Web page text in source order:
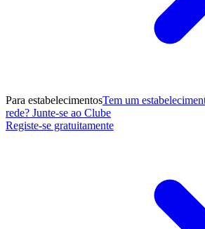
Para estabelecimentosTem um
rede? Junte-se ao Clube
Registe-se gratuitamente